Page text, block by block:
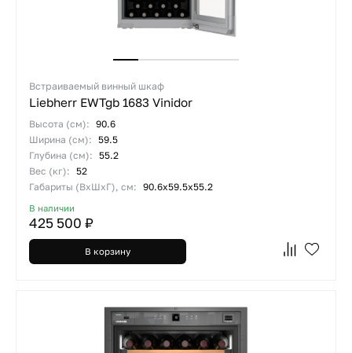
Встраиваемый винный шкаф
Liebherr EWTgb 1683 Vinidor
Высота (см): 90.6
Ширина (см): 59.5
Глубина (см): 55.2
Вес (кг): 52
Габариты (ВхШхГ), см: 90.6x59.5x55.2
В наличии
425 500 ₽
В корзину